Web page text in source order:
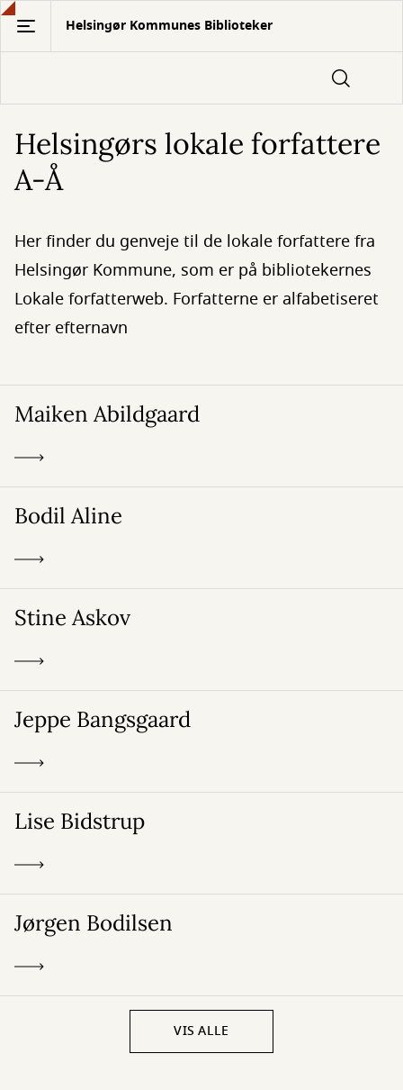
Gå
hovedindhold
Helsingør Kommunes Biblioteker
Helsingørs lokale forfattere
A-Å
Her finder du genveje til de lokale forfattere fra
Helsingør Kommune, som er på bibliotekernes
Lokale forfatterweb. Forfatterne er alfabetiseret
efter efternavn
Maiken Abildgaard
Bodil Aline
Stine Askov
Jeppe Bangsgaard
Lise Bidstrup
Jørgen Bodilsen
VIS ALLE